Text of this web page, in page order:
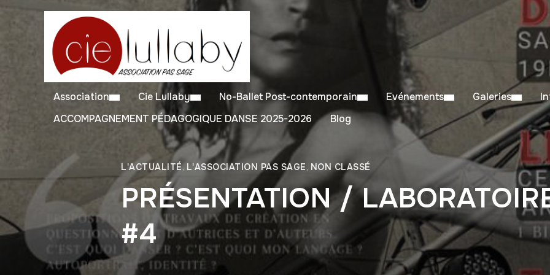
Association Cie Lullaby No-Ballet Post-contemporain Evénements Galeries
ACCOMPAGNEMENT PÉDAGOGIQUE DANSE 2025-2026
Blog
L'ACTUALITÉ, L'ASSOCIATION PAS SAGE, NON CLASSÉ
PRÉSENTATION /
#4